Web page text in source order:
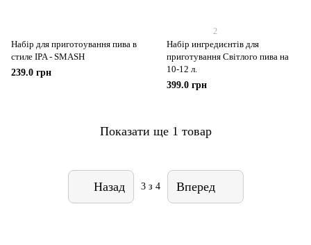
Набір для приготоування пива в
стиле IPA - SMASH
239.0 грн
2
Набір ингредиєнтів для
приготування Світлого пива на
10-12 л.
399.0 грн
Показати ще 1 товар
Назад 3з 4 Вперед